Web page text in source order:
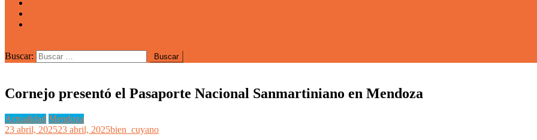
Buscar:
Cornejo presentó el Pasaporte Nacional Sanmartiniano en Mendoza
Actualidad Mendoza
23 abril, 202523 abril, 2025bien_cuyano